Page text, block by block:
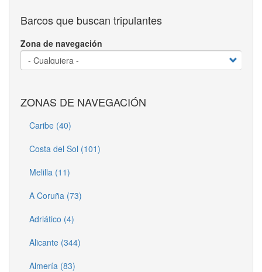
Barcos que buscan tripulantes
Zona de navegación
ZONAS DE NAVEGACIÓN
Caribe (40)
Costa del Sol (101)
Melilla (11)
A Coruña (73)
Adriático (4)
Alicante (344)
Almería (83)